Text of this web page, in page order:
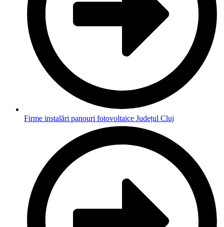
Firme instalări panouri fotovoltaice Județul Cluj